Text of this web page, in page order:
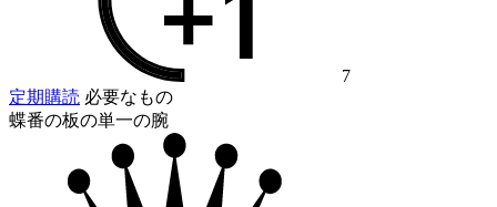
7
定期購読 必要なもの
蝶番の板の単一の腕